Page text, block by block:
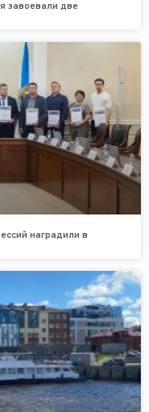
завоевали две
наградили в